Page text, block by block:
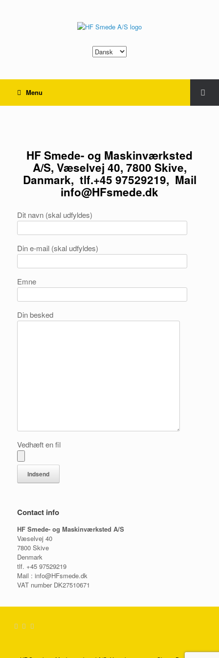
Vælg
sprog
Menu
HF Smede- og Maskinværksted
A/S, Væselvej 40, 7800 Skive,
Danmark, tlf.+45 97529219, Mail
info@HFsmede.dk
Dit navn (skal udfyldes)
Din e-mail (skal udfyldes)
Emne
Din besked
Vedhæft en fil
Contact info
HF Smede- og Maskinværksted A/S
Væselvej 40
7800 Skive
Denmark
tlf. +45 97529219
Mail : info@HFsmede.dk
VAT number DK27510671